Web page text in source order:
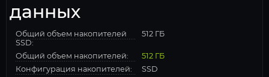
данных
Общий объем накопителей
SSD:
512 ГБ
Общий объем накопителей:
512 ГБ
Конфигурация накопителей:
SSD